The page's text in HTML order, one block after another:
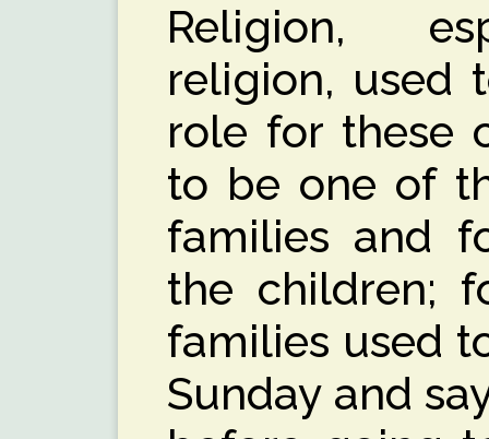
Religion,
religion, used
role for these
to be one of
families and
the children;
families used
Sunday and